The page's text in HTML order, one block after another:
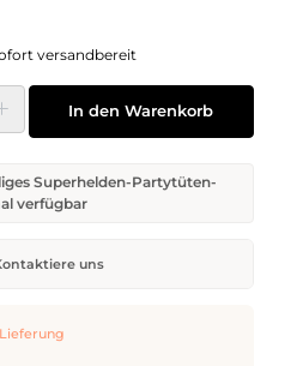
versandbereit
Wert ein oder benutze die
In den Warenkorb
Superhelden-Partytüten-
verfügbar
uns